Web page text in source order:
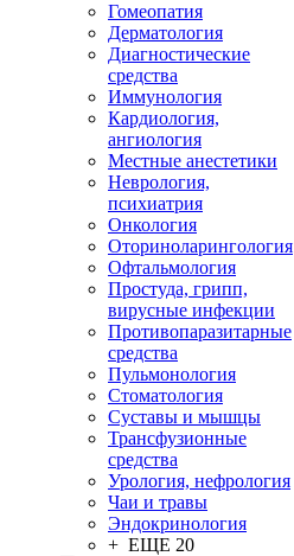
Гомеопатия
Дерматология
Диагностические
средства
Иммунология
Кардиология,
ангиология
Местные анестетики
Неврология,
психиатрия
Онкология
Оториноларингология
Офтальмология
Простуда, грипп,
вирусные инфекции
Противопаразитарные
средства
Пульмонология
Стоматология
Суставы и мышцы
Трансфузионные
средства
Урология, нефрология
Чаи и травы
Эндокринология
+ ЕЩЕ 20